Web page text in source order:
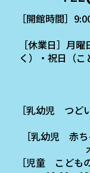
［開館時間］
［休業日］月
く）・祝日（
［乳幼児 つど
［乳幼児 赤
［児童 こども